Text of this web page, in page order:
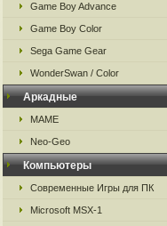
Game Boy Advance
Game Boy Color
Sega Game Gear
WonderSwan / Color
Аркадные
MAME
Neo-Geo
Компьютеры
Современные Игры для ПК
Microsoft MSX-1